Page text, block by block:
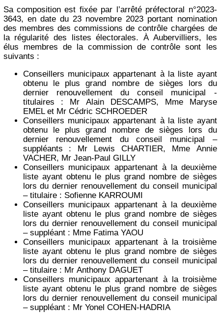
Sa composition est fixée par l’arrêté préfectoral n°2023-
3643, en date du 23 novembre 2023 portant nomination
des membres des commissions de contrôle chargées de
la régularité des listes électorales. À Aubervilliers, les
élus membres de la commission de contrôle sont les
suivants :
Conseillers municipaux appartenant à la liste ayant
obtenu le plus grand nombre de sièges lors du
dernier renouvellement du conseil municipal -
titulaires : Mr Alain DESCAMPS, Mme Maryse
EMEL et Mr Cédric SCHROEDER
Conseillers municipaux appartenant à la liste ayant
obtenu le plus grand nombre de sièges lors du
dernier renouvellement du conseil municipal –
suppléants : Mr Lewis CHARTIER, Mme Annie
VACHER, Mr Jean-Paul GILLY
Conseillers municipaux appartenant à la deuxième
liste ayant obtenu le plus grand nombre de sièges
lors du dernier renouvellement du conseil municipal
– titulaire : Sofienne KARROUMI
Conseillers municipaux appartenant à la deuxième
liste ayant obtenu le plus grand nombre de sièges
lors du dernier renouvellement du conseil municipal
– suppléant : Mme Fatima YAOU
Conseillers municipaux appartenant à la troisième
liste ayant obtenu le plus grand nombre de sièges
lors du dernier renouvellement du conseil municipal
– titulaire : Mr Anthony DAGUET
Conseillers municipaux appartenant à la troisième
liste ayant obtenu le plus grand nombre de sièges
lors du dernier renouvellement du conseil municipal
– suppléant : Mr Yonel COHEN-HADRIA